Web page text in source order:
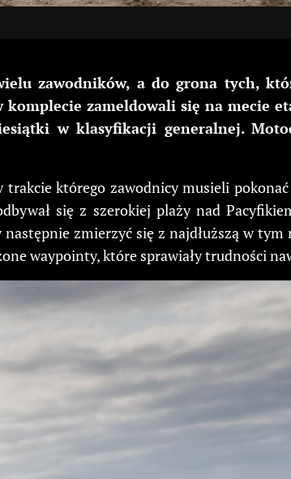
zawodników, a do grona tych,
zameldowali się na mecie
w klasyfikacji generalnej.
którego zawodnicy musieli pokonać
się z szerokiej plaży nad
zmierzyć się z najdłuższą w
waypointy, które sprawiały trudności